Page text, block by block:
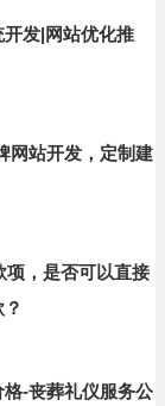
发|网站优化推
网站开发，定制建
项，是否可以直接
-丧葬礼仪服务公